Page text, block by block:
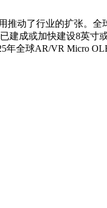
动了行业的扩张。全
建成或加快建设8英寸
全球AR/VR Micro